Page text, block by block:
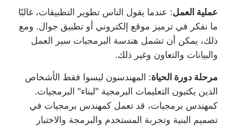
عملية العمل: عندما يقول الناس تطوير التطبيقات، غالبًا
ما نفكر في ترميز موقع إلكتروني أو تطبيق جوال. ومع
ذلك، يمكن أن تشمل هندسة البرمجيات سير العمل
والبيانات والتعاون وغير ذلك.
مرحلة دورة الحياة: المهندسون ليسوا فقط الأشخاص
الذين يكتبون التعليمات البرمجية "لبناء" البرمجيات.
كمهندس برمجيات، قد تعمل كمهندس برمجيات في
تصميم البنية وتجربة المستخدم والبرمجة والاختبار